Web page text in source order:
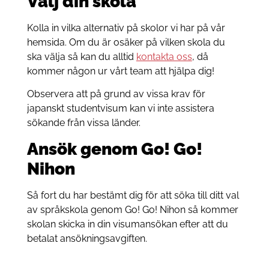
Kolla in vilka alternativ på skolor vi har på vår
hemsida. Om du är osäker på vilken skola du
ska välja så kan du alltid kontakta oss, då
kommer någon ur vårt team att hjälpa dig!
Observera att på grund av vissa krav för
japanskt studentvisum kan vi inte assistera
sökande från vissa länder.
Ansök genom Go! Go!
Nihon
Så fort du har bestämt dig för att söka till ditt val
av språkskola genom Go! Go! Nihon så kommer
skolan skicka in din visumansökan efter att du
betalat ansökningsavgiften.